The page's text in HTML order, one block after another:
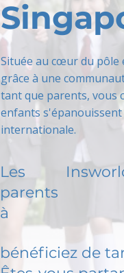
Située au cœur du
grâce à une
tant que parents, vous
enfants
internationale.
Les
parents
à
bénéficiez de